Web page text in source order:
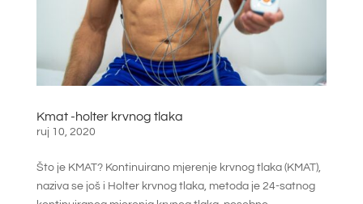
Kmat -holter krvnog tlaka
ruj 10, 2020
Što je KMAT? Kontinuirano mjerenje krvnog tlaka (KMAT),
naziva se još i Holter krvnog tlaka, metoda je 24-satnog